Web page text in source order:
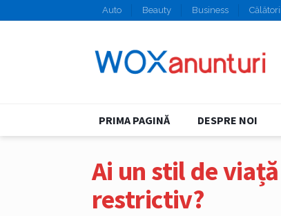
Auto Beauty Business Călătorii
PRIMA PAGINĂ DESPRE NOI
Ai un stil de
restrictiv?